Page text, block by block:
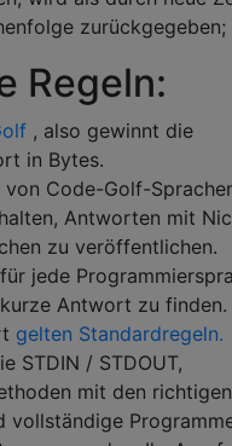
zurückgegeben;
Regeln:
, also gewinnt die
in Bytes.
von Code-Golf-
Antworten mit
zu veröffentlichen.
jede
Antwort zu finden.
gelten Standardregeln.
STDIN / STDOUT,
mit den richtigen
vollständige